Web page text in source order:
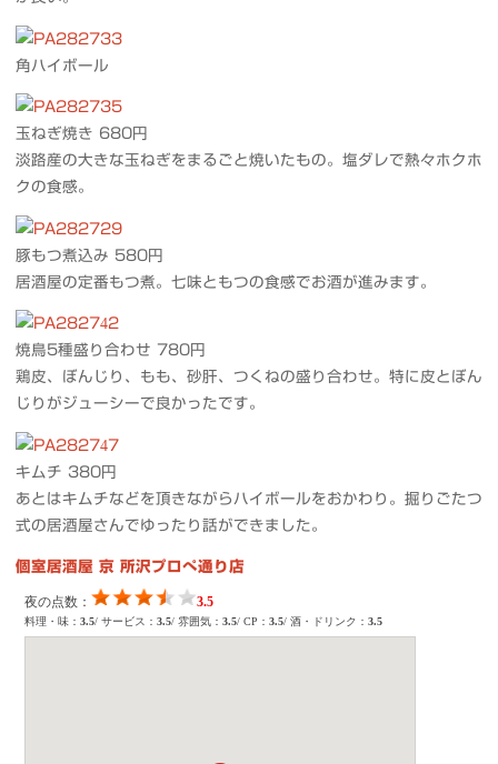
角ハイボール
玉ねぎ焼き 680円
淡路産の大きな玉ねぎをまるごと焼いたもの。塩ダレで熱々ホクホ
クの食感。
豚もつ煮込み 580円
居酒屋の定番もつ煮。七味ともつの食感でお酒が進みます。
焼鳥5種盛り合わせ 780円
鶏皮、ぼんじり、もも、砂肝、つくねの盛り合わせ。特に皮とぼん
じりがジューシーで良かったです。
キムチ 380円
あとはキムチなどを頂きながらハイボールをおかわり。掘りごたつ
式の居酒屋さんでゆったり話ができました。
個室居酒屋 京 所沢プロぺ通り店